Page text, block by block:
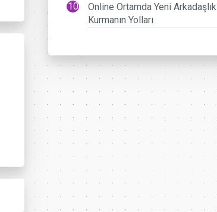
Online Ortamda Yeni
Kurmanın Yolları